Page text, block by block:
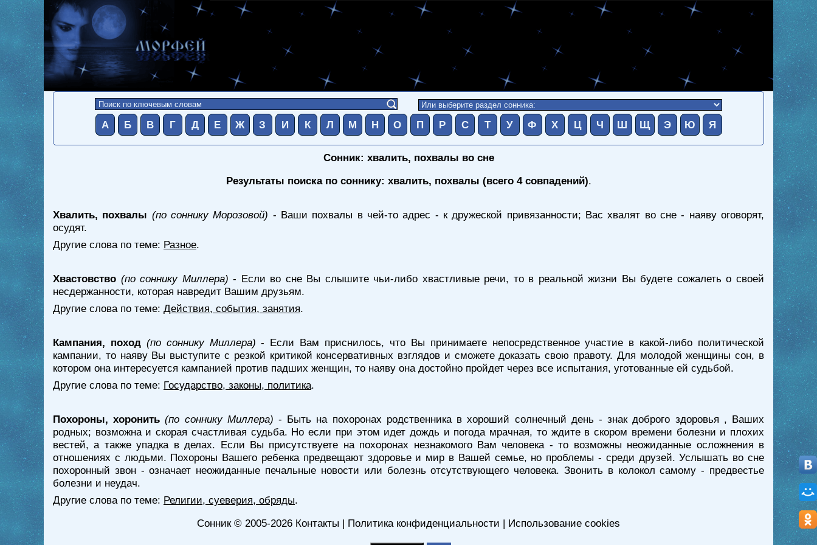
А Б В Г Д Е Ж З И К Л М Н О П Р С Т У Ф Х Ц Ч Ш Щ Э Ю Я
Сонник: хвалить, похвалы во сне
Результаты поиска по соннику: хвалить, похвалы (всего 4 совпадений).
Хвалить, похвалы (по соннику Морозовой) - Ваши похвалы в чей-то адрес - к дружеской привязанности; Вас хвалят во сне - наяву оговорят,
осудят.
Другие слова по теме: Разное.
Хвастовство (по соннику Миллера) - Если во сне Вы слышите чьи-либо хвастливые речи, то в реальной жизни Вы будете сожалеть о своей
несдержанности, которая навредит Вашим друзьям.
Другие слова по теме: Действия, события, занятия.
Кампания, поход (по соннику Миллера) - Если Вам приснилось, что Вы принимаете непосредственное участие в какой-либо политической
кампании, то наяву Вы выступите с резкой критикой консервативных взглядов и сможете доказать свою правоту. Для молодой женщины сон, в
котором она интересуется кампанией против падших женщин, то наяву она достойно пройдет через все испытания, уготованные ей судьбой.
Другие слова по теме: Государство, законы, политика.
Похороны, хоронить (по соннику Миллера) - Быть на похоронах родственника в хороший солнечный день - знак доброго здоровья , Ваших
родных; возможна и скорая счастливая судьба. Но если при этом идет дождь и погода мрачная, то ждите в скором времени болезни и плохих
вестей, а также упадка в делах. Если Вы присутствуете на похоронах незнакомого Вам человека - то возможны неожиданные осложнения в
отношениях с людьми. Похороны Вашего ребенка предвещают здоровье и мир в Вашей семье, но проблемы - среди друзей. Услышать во сне
похоронный звон - означает неожиданные печальные новости или болезнь отсутствующего человека. Звонить в колокол самому - предвестье
болезни и неудач.
Другие слова по теме: Религии, суеверия, обряды.
Сонник© 2005-2026 Контакты | Политика конфиденциальности | Использование cookies